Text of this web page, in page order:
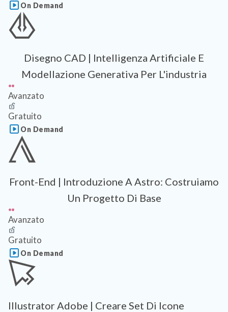
On Demand
Disegno CAD | Intelligenza Artificiale E
Modellazione Generativa Per L'industria
Avanzato
Gratuito
On Demand
Front-End | Introduzione A Astro: Costruiamo
Un Progetto Di Base
Avanzato
Gratuito
On Demand
Illustrator Adobe | Creare Set Di Icone